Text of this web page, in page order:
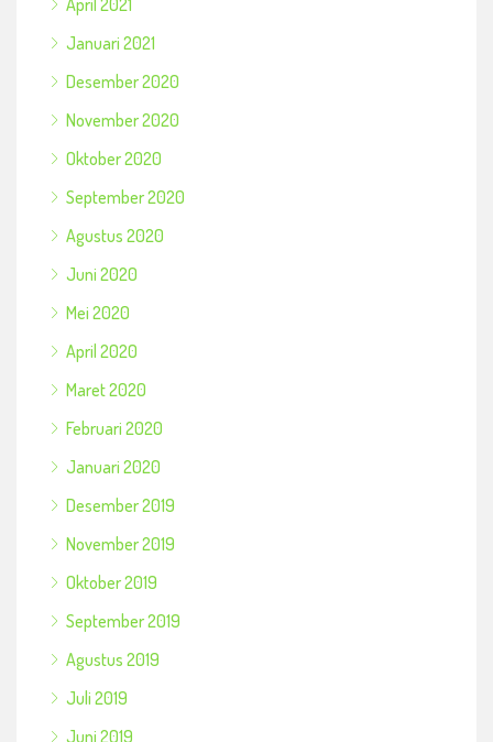
Januari 2021
Desember 2020
November 2020
Oktober 2020
September 2020
Agustus 2020
Juni 2020
Mei 2020
April 2020
Maret 2020
Februari 2020
Januari 2020
Desember 2019
November 2019
Oktober 2019
September 2019
Agustus 2019
Juli 2019
Juni 2019